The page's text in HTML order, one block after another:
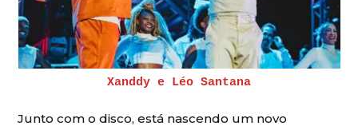
Xanddy e Léo Santana
Junto com o disco, está nascendo um novo